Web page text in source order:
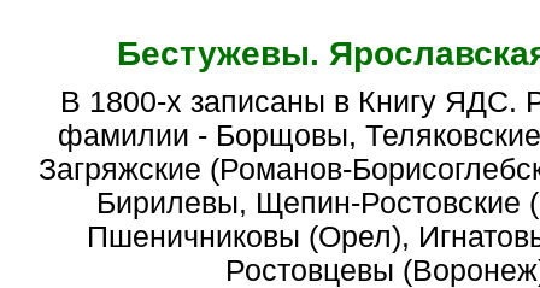
Бестужевы.
В 1800-х записаны в Книгу ЯДС. Родственные
фамилии - Борщовы,
Загряжские (Романов-
Бирилевы, Щепин-Ростовские
Пшеничниковы (Орел),
Ростовцевы